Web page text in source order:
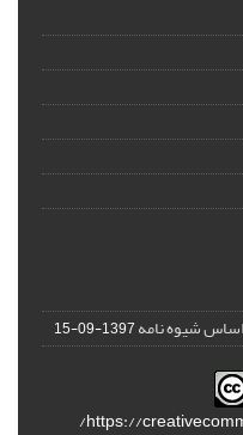
شیوه نامه1397-09-15
https://